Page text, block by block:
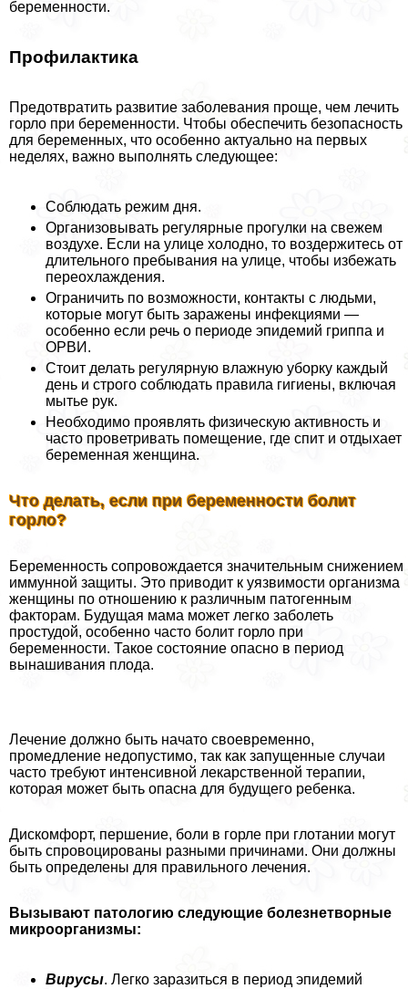
беременности.
Профилактика
Предотвратить развитие заболевания проще, чем лечить
горло при беременности. Чтобы обеспечить безопасность
для беременных, что особенно актуально на первых
неделях, важно выполнять следующее:
Соблюдать режим дня.
Организовывать регулярные прогулки на свежем
воздухе. Если на улице холодно, то воздержитесь от
длительного пребывания на улице, чтобы избежать
переохлаждения.
Ограничить по возможности, контакты с людьми,
которые могут быть заражены инфекциями —
особенно если речь о периоде эпидемий гриппа и
ОРВИ.
Стоит делать регулярную влажную уборку каждый
день и строго соблюдать правила гигиены, включая
мытье рук.
Необходимо проявлять физическую активность и
часто проветривать помещение, где спит и отдыхает
беременная женщина.
Что делать, если при беременности болит
горло?
Беременность сопровождается значительным снижением
иммунной защиты. Это приводит к уязвимости организма
женщины по отношению к различным патогенным
факторам. Будущая мама может легко заболеть
простудой, особенно часто болит горло при
беременности. Такое состояние опасно в период
вынашивания плода.
Лечение должно быть начато своевременно,
промедление недопустимо, так как запущенные случаи
часто требуют интенсивной лекарственной терапии,
которая может быть опасна для будущего ребенка.
Дискомфорт, першение, боли в горле при глотании могут
быть спровоцированы разными причинами. Они должны
быть определены для правильного лечения.
Вызывают патологию следующие болезнетворные
микроорганизмы:
Вирусы. Легко заразиться в период эпидемий